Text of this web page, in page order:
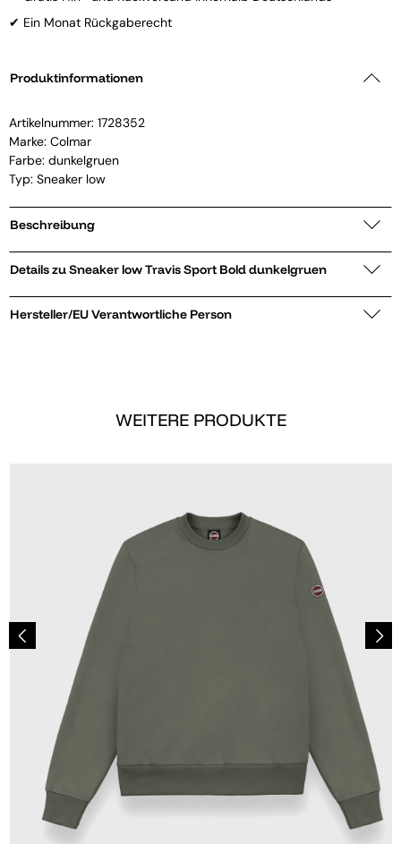
✔ Ein Monat Rückgaberecht
Produktinformationen
Artikelnummer: 1728352
Marke: Colmar
Farbe: dunkelgruen
Typ: Sneaker low
Beschreibung
Details zu Sneaker low Travis Sport Bold dunkelgruen
Hersteller/EU Verantwortliche Person
WEITERE PRODUKTE